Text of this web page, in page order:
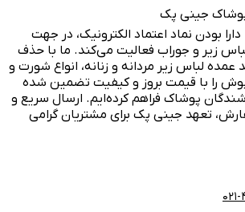
جینی پک
نماد اعتماد الکترونیک، در جهت
و جوراب فعالیت می‌کند. ما با حذف
زیر مردانه و زنانه، انواع شورت و
با قیمت بروز و کیفیت تضمین شده
پوشاک فراهم کرده‌ایم. ارسال سریع و
جینی پک برای مشتریان گرامی